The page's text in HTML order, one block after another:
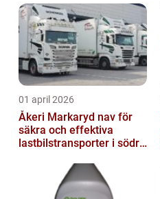
01 april 2026
Åkeri Markaryd nav för
säkra och effektiva
lastbilstransporter i södra